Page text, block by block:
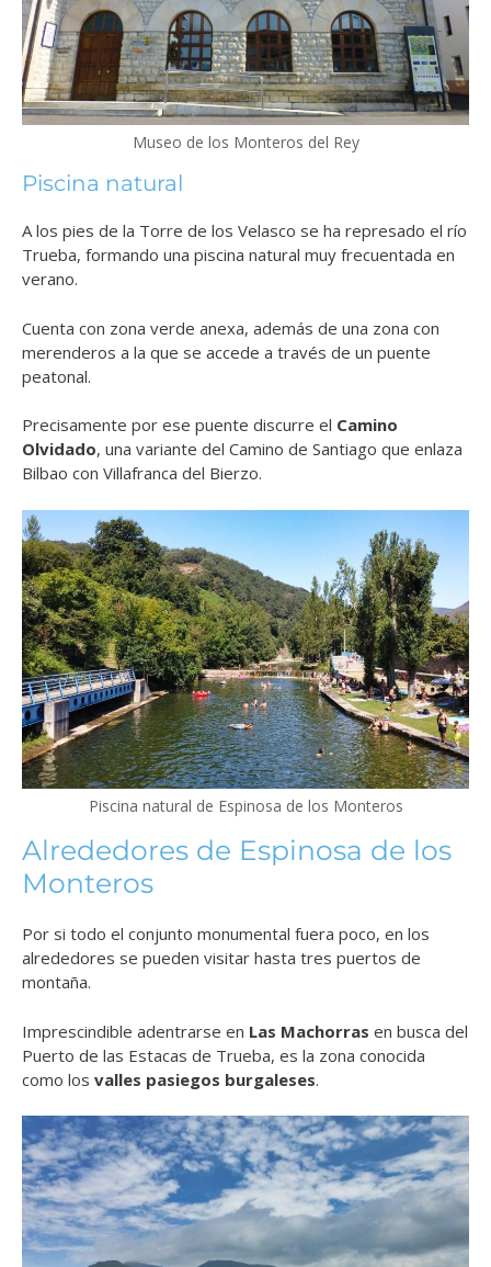
Museo de los Monteros del Rey
Piscina natural
A los pies de la Torre de los Velasco se ha represado el río
Trueba, formando una piscina natural muy frecuentada en
verano.
Cuenta con zona verde anexa, además de una zona con
merenderos a la que se accede a través de un puente
peatonal.
Precisamente por ese puente discurre el Camino
Olvidado, una variante del Camino de Santiago que enlaza
Bilbao con Villafranca del Bierzo.
Piscina natural de Espinosa de los Monteros
Alrededores de Espinosa de los
Monteros
Por si todo el conjunto monumental fuera poco, en los
alrededores se pueden visitar hasta tres puertos de
montaña.
Imprescindible adentrarse en Las Machorras en busca del
Puerto de las Estacas de Trueba, es la zona conocida
como los valles pasiegos burgaleses.